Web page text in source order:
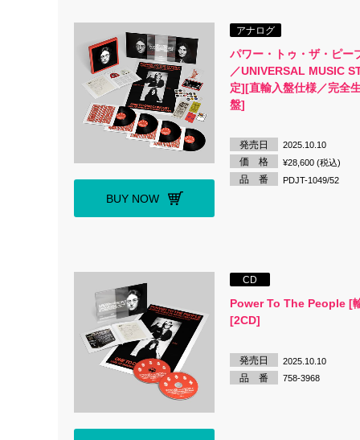
BUY NOW
アナログ
パワー・トゥ・ザ・ピー
／UNIVERSAL MUSIC
定][直輸入盤仕様／完全
盤]
発売日 2025.10.10
価 格 ¥28,600 (税込)
品 番 PDJT-1049/52
CD
Power To The People [
[2CD]
発売日 2025.10.10
品 番 758-3968